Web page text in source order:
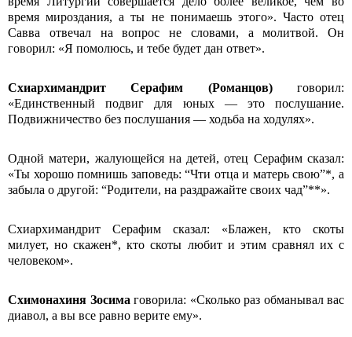
время мироздания, а ты не понимаешь этого». Часто отец
Савва отвечал на вопрос не словами, а молитвой. Он
говорил: «Я помолюсь, и тебе будет дан ответ».
Схиархимандрит Серафим (Романцов)говорил:
«Единственный подвиг для юных — это послушание.
Подвижничество без послушания — ходьба на ходулях».
Одной матери, жалующейся на детей, отец Серафим сказал:
«Ты хорошо помнишь заповедь: “Чти отца и матерь свою”*, а
забыла о другой: “Родители, на раздражайте своих чад”**».
Схиархимандрит Серафим сказал: «Блажен, кто скоты
милует, но скажен*, кто скоты любит и этим сравнял их с
человеком».
Схимонахиня Зосима говорила: «Сколько раз обманывал вас
диавол, а вы все равно верите ему».